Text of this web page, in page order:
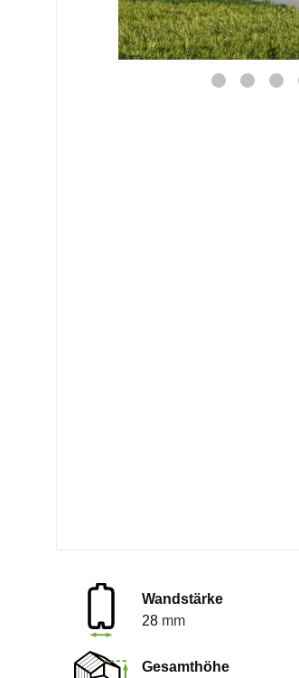
Wandstärke
28 mm
Gesamthöhe